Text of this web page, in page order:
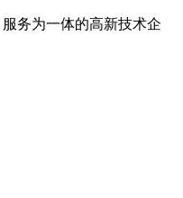
务为一体的高新技术企